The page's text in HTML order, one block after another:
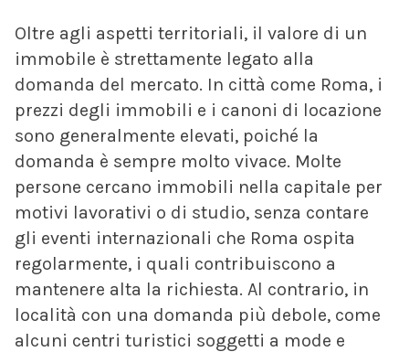
Oltre agli aspetti territoriali, il valore di un
immobile è strettamente legato alla
domanda del mercato. In città come Roma, i
prezzi degli immobili e i canoni di locazione
sono generalmente elevati, poiché la
domanda è sempre molto vivace. Molte
persone cercano immobili nella capitale per
motivi lavorativi o di studio, senza contare
gli eventi internazionali che Roma ospita
regolarmente, i quali contribuiscono a
mantenere alta la richiesta. Al contrario, in
località con una domanda più debole, come
alcuni centri turistici soggetti a mode e